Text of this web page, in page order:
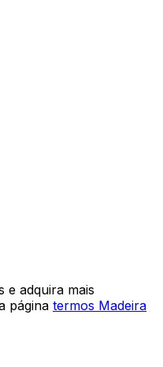
e adquira mais
página termos Madeira